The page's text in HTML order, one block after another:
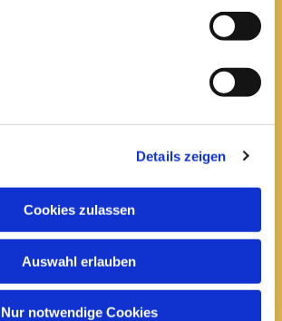
Details zeigen
Cookies zulassen
Auswahl erlauben
Nur notwendige Cookies